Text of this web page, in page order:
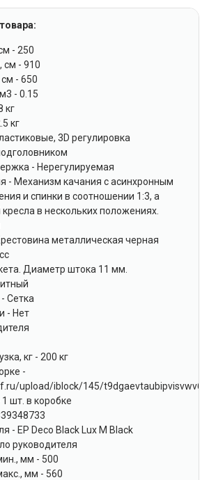
- 250
см - 910
- 650
- 0.15
кг
кг
3D регулировка
- Нерегулируемая
- Механизм качания с асинхронным
и спинки в соотношении 1:3, а
в нескольких положениях.
металлическая черная
Диаметр штока 11 мм.
Сетка
- Нет
кг - 200 кг
-
upload/iblock/145/
шт. в коробке
- EP Deco Black Lux M Black
руководителя
мм - 500
мм - 560